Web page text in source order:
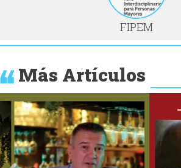
FIPEM
Más Artículos